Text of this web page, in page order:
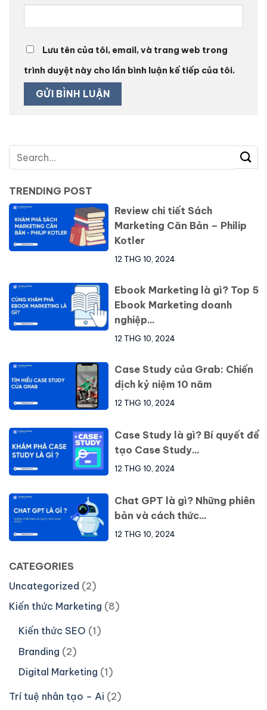
Lưu tên của tôi, email, và trang web trong
trình duyệt này cho lần bình luận kế tiếp của tôi.
TRENDING POST
Review chi tiết Sách
Marketing Căn Bản – Philip
Kotler
12 THG 10, 2024
Ebook Marketing là gì? Top 5
Ebook Marketing doanh
nghiệp...
12 THG 10, 2024
Case Study của Grab: Chiến
dịch kỷ niệm 10 năm
12 THG 10, 2024
Case Study là gì? Bí quyết để
tạo Case Study...
12 THG 10, 2024
Chat GPT là gì? Những phiên
bản và cách thức...
12 THG 10, 2024
CATEGORIES
Uncategorized (2)
Kiến thức Marketing (8)
Kiến thức SEO (1)
Branding (2)
Digital Marketing (1)
Trí tuệ nhân tạo – Ai (2)